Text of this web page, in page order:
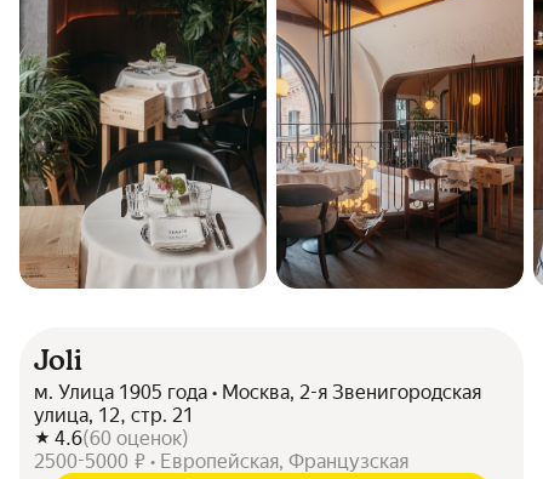
Joli
м. Улица 1905 года • Москва, 2-я Звенигородская
улица, 12, стр. 21
4.6(60 оценок)
2500-5000 ₽ • Европейская, Французская